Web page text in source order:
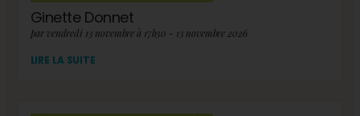
Ginette Donnet
par vendredi 13 novembre à 17h30 - 13 novembre 2026
LIRE LA SUITE